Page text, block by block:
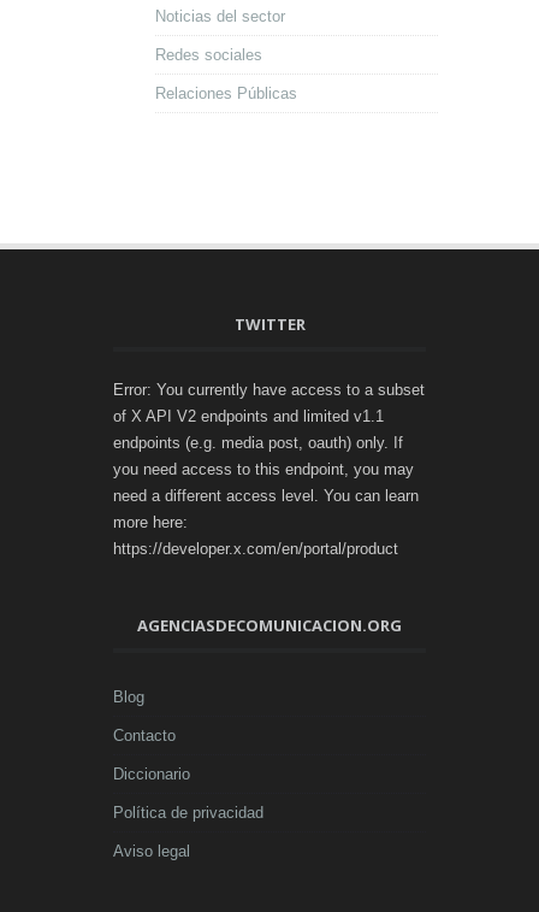
Noticias del sector
Redes sociales
Relaciones Públicas
TWITTER
Error: You currently have access to a subset
of X API V2 endpoints and limited v1.1
endpoints (e.g. media post, oauth) only. If
you need access to this endpoint, you may
need a different access level. You can learn
more here:
https://developer.x.com/en/portal/product
AGENCIASDECOMUNICACION.ORG
Blog
Contacto
Diccionario
Política de privacidad
Aviso legal